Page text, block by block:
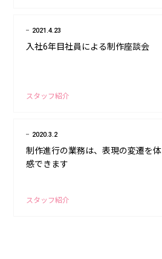
2021.4.23
入社6年目社員による制作座談会
スタッフ紹介
2020.3.2
制作進行の業務は、表現の変遷を体
感できます
スタッフ紹介